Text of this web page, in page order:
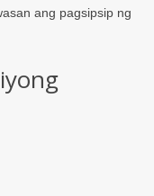
ang pagsipsip ng